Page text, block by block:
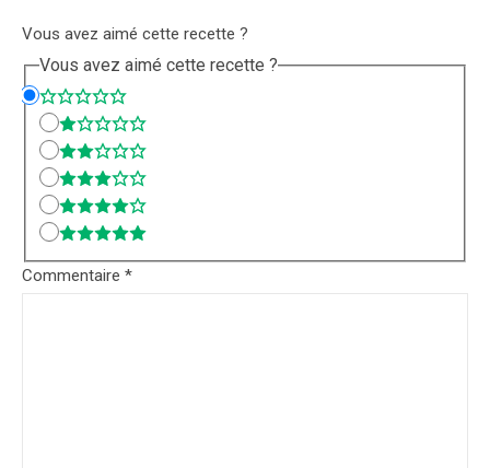
Vous avez aimé cette recette ?
Vous avez aimé cette recette ?
Commentaire *